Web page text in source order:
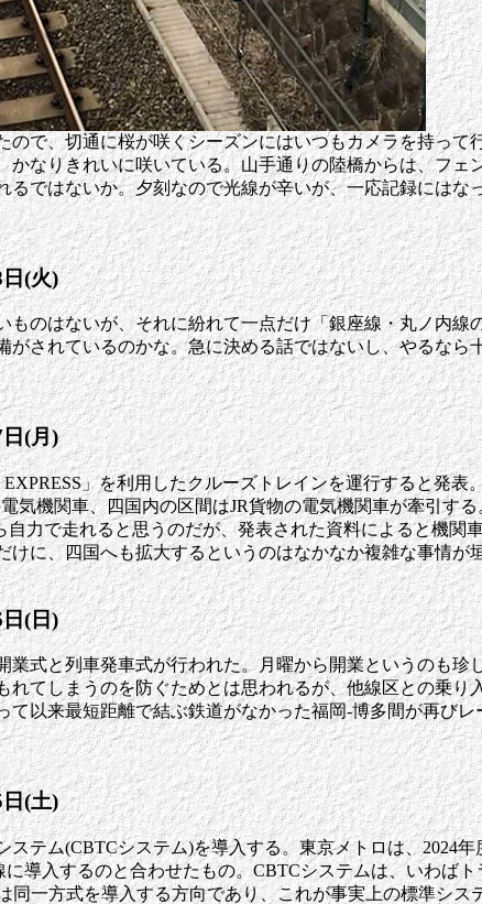
で、切通に桜が咲くシーズンにはいつもカメラを持って
なりきれいに咲いている。山手通りの陸橋からは、フェ
ではないか。夕刻なので光線が辛いが、一応記録にはな
(火)
のはないが、それに紛れて一点だけ「銀座線・丸ノ内線
されているのかな。急に決める話ではないし、やるなら
(月)
」を利用したクルーズトレインを運行すると発表
機関車、四国内の区間はJR貨物の電気機関車が牽引す
力で走れると思うのだが、発表された資料によると機関
に、四国へも拡大するというのはなかなか複雑な事情が
(日)
式と列車発車式が行われた。月曜から開業というのも珍
てしまうのを防ぐためとは思われるが、他線区との乗り
以来最短距離で結ぶ鉄道がなかった福岡-博多間が再び
(土)
テム(CBTCシステム)を導入する。東京メトロは、2024
導入するのと合わせたもの。CBTCシステムは、いわば
一方式を導入する方向であり、これが事実上の標準シス